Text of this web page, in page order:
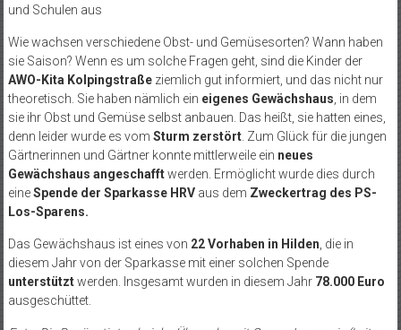
und Schulen aus
Wie wachsen verschiedene Obst- und Gemüsesorten? Wann haben
sie Saison? Wenn es um solche Fragen geht, sind die Kinder der
AWO-Kita Kolpingstraßeziemlich gut informiert, und das nicht nur
theoretisch. Sie haben nämlich ein eigenes Gewächshaus , in dem
sie ihr Obst und Gemüse selbst anbauen. Das heißt, sie hatten eines,
denn leider wurde es vom Sturm zerstört. Zum Glück für die jungen
Gärtnerinnen und Gärtner konnte mittlerweile ein neues
Gewächshaus angeschafftwerden. Ermöglicht wurde dies durch
eineSpende der Sparkasse HRVaus dem Zweckertrag des PS-
Los-Sparens.
Das Gewächshaus ist eines von 22 Vorhaben in Hilden , die in
diesem Jahr von der Sparkasse mit einer solchen Spende
unterstütztwerden. Insgesamt wurden in diesem Jahr 78.000 Euro
ausgeschüttet.